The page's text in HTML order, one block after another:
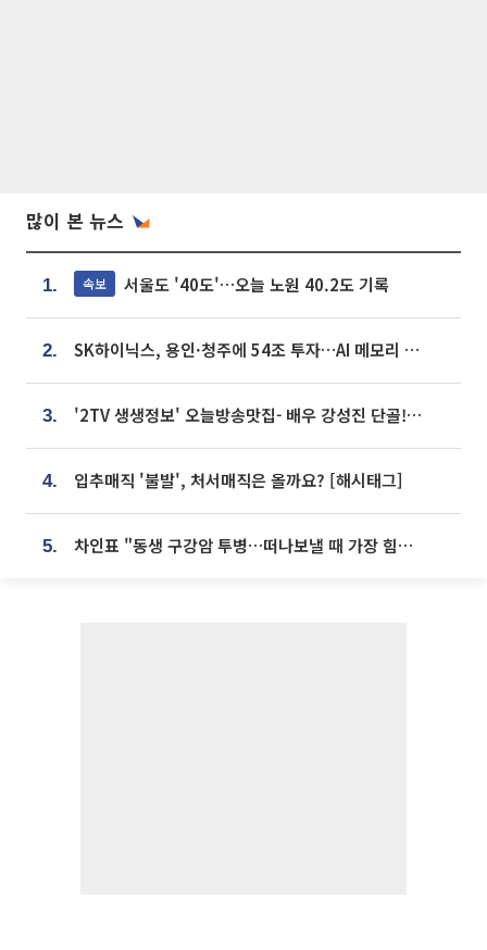
많이 본 뉴스
1. 속보 서울도 '40도'…오늘 노원 40.2도 기록
2. SK하이닉스, 용인·청주에 54조 투자…AI 메모리 생산기지 키운다
3. '2TV 생생정보' 오늘방송맛집- 배우 강성진 단골! 쌀국수ㆍ푸팟퐁 커리 맛집 '블○○○'
4. 입추매직 '불발', 처서매직은 올까요? [해시태그]
5. 차인표 "동생 구강암 투병…떠나보낼 때 가장 힘들었다”